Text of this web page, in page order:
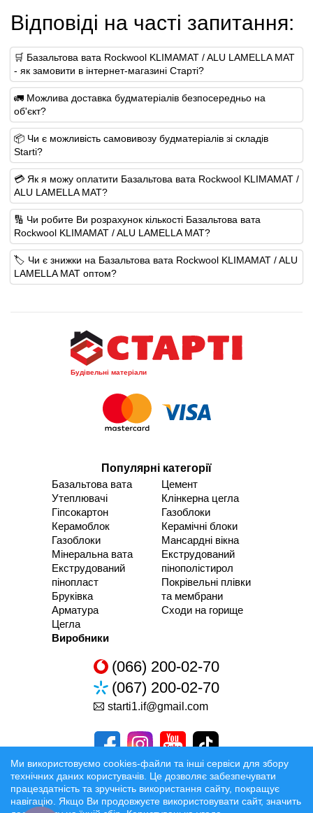
Відповіді на часті запитання:
🛒 Базальтова вата Rockwool KLIMAMAT / ALU LAMELLA MAT
- як замовити в інтернет-магазині Старті?
🚛 Можлива доставка будматеріалів безпосередньо на
об'єкт?
📦 Чи є можливість самовивозу будматеріалів зі складів
Starti?
💳 Як я можу оплатити Базальтова вата Rockwool KLIMAMAT /
ALU LAMELLA MAT?
🔢 Чи робите Ви розрахунок кількості Базальтова вата
Rockwool KLIMAMAT / ALU LAMELLA MAT?
🏷️ Чи є знижки на Базальтова вата Rockwool KLIMAMAT / ALU
LAMELLA MAT оптом?
Будівельні матеріали
Популярні категорії
Базальтова вата
Утеплювачі
Гіпсокартон
Керамоблок
Газоблоки
Мінеральна вата
Екструдований
пінопласт
Бруківка
Арматура
Цегла
Цемент
Клінкерна цегла
Газоблоки
Керамічні блоки
Мансардні вікна
Екструдований
пінополістирол
Покрівельні плівки
та мембрани
Сходи на горище
Виробники
(066) 200-02-70
(067) 200-02-70
starti1.if@gmail.com
Розробка та Розкрутка сайтів
Ми використовуємо cookies-файли та інші сервіси для збору
технічних даних користувачів. Це дозволяє забезпечувати
працездатність та зручність використання сайту, покращує
навігацію. Якщо Ви продовжуєте використовувати сайт, значить